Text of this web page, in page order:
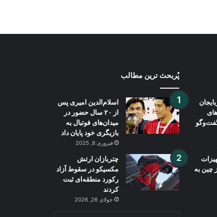
چین به
پُربحث ترین مطالب
اسلام‌الدین امیری پس
از ۲۰ سال حضور در
میدان‌های فوتبال به
بازیگری خود پایان داد
فبروری 8, 2025
چتربازان ارتش
مکسیکو در سقوط آزاد
رکورد منطقه‌ای ثبت
کردند
جولای 26, 2026